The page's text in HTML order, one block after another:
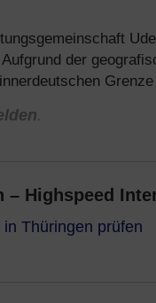
der
.
– Highspeed
Thüringen prüfen